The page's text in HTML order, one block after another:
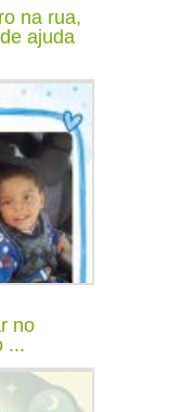
na rua,
ajuda
no
...